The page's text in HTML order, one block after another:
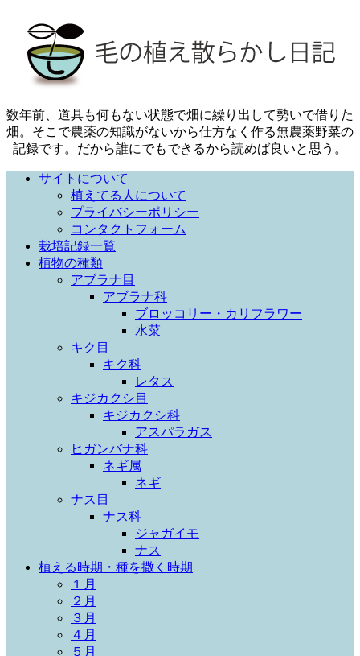
数年前、道具も何もない状態で畑に繰り出して勢いで借りた
畑。そこで農薬の知識がないから仕方なく作る無農薬野菜の
記録です。だから誰にでもできるから読めば良いと思う。
サイトについて
植えてる人について
プライバシーポリシー
コンタクトフォーム
栽培記録一覧
植物の種類
アブラナ目
アブラナ科
ブロッコリー・カリフラワー
水菜
キク目
キク科
レタス
キジカクシ目
キジカクシ科
アスパラガス
ヒガンバナ科
ネギ属
ネギ
ナス目
ナス科
ジャガイモ
ナス
植える時期・種を撒く時期
１月
２月
３月
４月
５月